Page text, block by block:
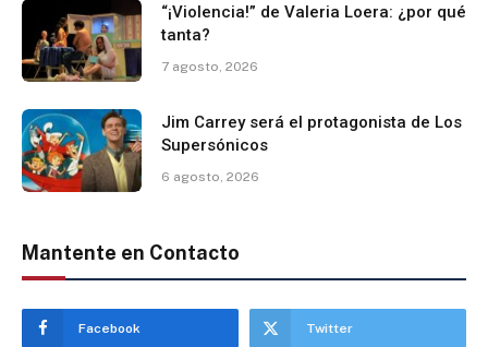
“¡Violencia!” de Valeria Loera: ¿por qué
tanta?
7 agosto, 2026
Jim Carrey será el protagonista de Los
Supersónicos
6 agosto, 2026
Mantente en Contacto
Facebook Twitter